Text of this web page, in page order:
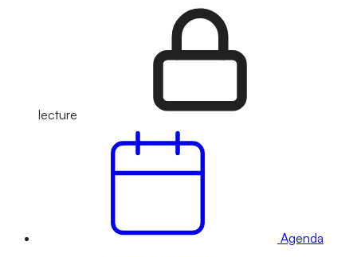
lecture
Agenda